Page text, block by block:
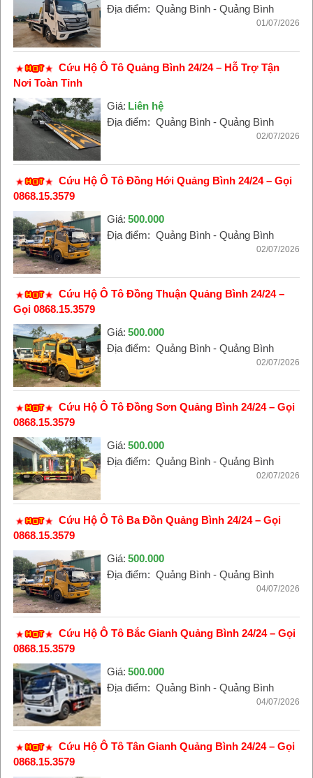
Địa điểm: Quảng Bình - Quảng Bình
01/07/2026
Cứu Hộ Ô Tô Quảng Bình 24/24 – Hỗ Trợ Tận
Nơi Toàn Tỉnh
Giá: Liên hệ
Địa điểm: Quảng Bình - Quảng Bình
02/07/2026
Cứu Hộ Ô Tô Đồng Hới Quảng Bình 24/24 – Gọi
0868.15.3579
Giá: 500.000
Địa điểm: Quảng Bình - Quảng Bình
02/07/2026
Cứu Hộ Ô Tô Đồng Thuận Quảng Bình 24/24 –
Gọi 0868.15.3579
Giá: 500.000
Địa điểm: Quảng Bình - Quảng Bình
02/07/2026
Cứu Hộ Ô Tô Đồng Sơn Quảng Bình 24/24 – Gọi
0868.15.3579
Giá: 500.000
Địa điểm: Quảng Bình - Quảng Bình
02/07/2026
Cứu Hộ Ô Tô Ba Đồn Quảng Bình 24/24 – Gọi
0868.15.3579
Giá: 500.000
Địa điểm: Quảng Bình - Quảng Bình
04/07/2026
Cứu Hộ Ô Tô Bắc Gianh Quảng Bình 24/24 – Gọi
0868.15.3579
Giá: 500.000
Địa điểm: Quảng Bình - Quảng Bình
04/07/2026
Cứu Hộ Ô Tô Tân Gianh Quảng Bình 24/24 – Gọi
0868.15.3579